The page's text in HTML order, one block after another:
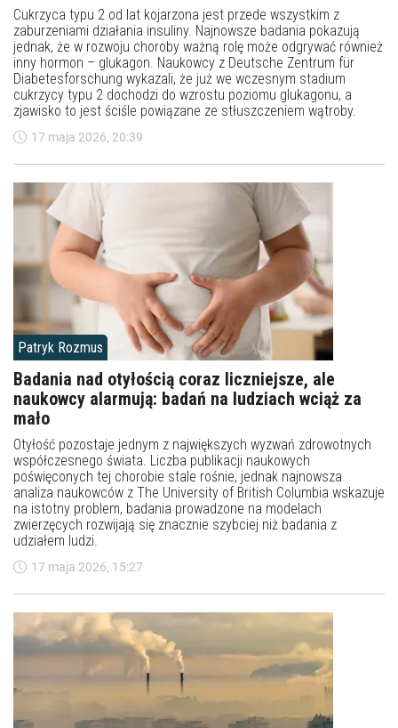
Cukrzyca typu 2 od lat kojarzona jest przede wszystkim z
zaburzeniami działania insuliny. Najnowsze badania pokazują
jednak, że w rozwoju choroby ważną rolę może odgrywać również
inny hormon – glukagon. Naukowcy z Deutsche Zentrum für
Diabetesforschung wykazali, że już we wczesnym stadium
cukrzycy typu 2 dochodzi do wzrostu poziomu glukagonu, a
zjawisko to jest ściśle powiązane ze stłuszczeniem wątroby.
17 maja 2026, 20:39
Patryk Rozmus
Badania nad otyłością coraz liczniejsze, ale
naukowcy alarmują: badań na ludziach wciąż za
mało
Otyłość pozostaje jednym z największych wyzwań zdrowotnych
współczesnego świata. Liczba publikacji naukowych
poświęconych tej chorobie stale rośnie, jednak najnowsza
analiza naukowców z The University of British Columbia wskazuje
na istotny problem, badania prowadzone na modelach
zwierzęcych rozwijają się znacznie szybciej niż badania z
udziałem ludzi.
17 maja 2026, 15:27